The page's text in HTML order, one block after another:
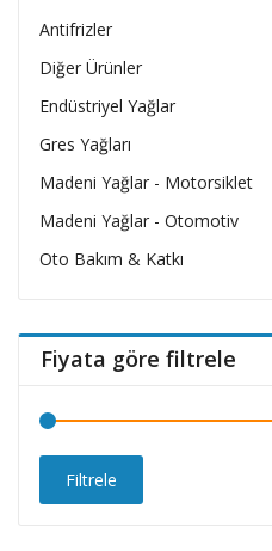
Antifrizler
Diğer Ürünler
Endüstriyel Yağlar
Gres Yağları
Madeni Yağlar - Motorsiklet
Madeni Yağlar - Otomotiv
Oto Bakım & Katkı
Fiyata göre filtrele
Filtrele